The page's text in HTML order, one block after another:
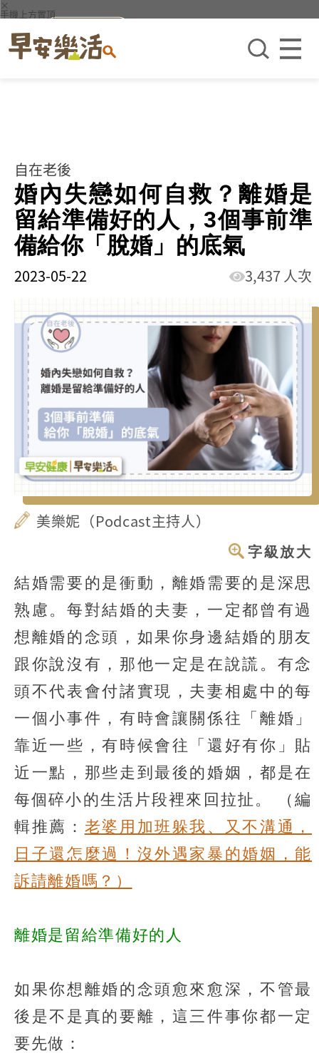
×
手機上方置頂
自在老後
婚內失戀如何自救？離婚是
留給準備好的人，3個事前準
備給你「脫婚」的底氣
2023-05-22 3,437 人次
美樂妮（Podcast主持人）
字級放大
結婚需要的是衝動，離婚需要的是深思
熟慮。每對結婚的夫妻，一定都曾有過
想離婚的念頭，如果你身邊結婚的朋友
跟你說沒有，那他一定是在說謊。有念
頭不代表會付諸實現，夫妻相處中的每
一個小事件，有時會讓關係往「離婚」
靠近一些，有時候會往「還好有你」貼
近一點，那些走到最後的婚姻，都是在
每個碎小的生活片段裡來回拉扯。
（編
輯推薦： 老婆用加班躲我、又不溝通，
日子還怎麼過！沒外遇家暴的婚姻，能
訴請離婚嗎？）
離婚是留給準備好的人
如果你想離婚的念頭愈來愈深，不管最
後是不是真的要離，這三件事你都一定
要先做：